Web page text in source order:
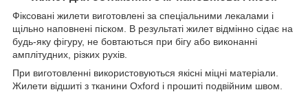
Фіксовані жилети виготовлені за спеціальними лекалами і
щільно наповнені піском. В результаті жилет відмінно сідає на
будь-яку фігуру, не бовтаються при бігу або виконанні
амплітудних, різких рухів.
При виготовленні використовуються якісні міцні матеріали.
Жилети відшиті з тканини Oxford і прошиті подвійним швом.